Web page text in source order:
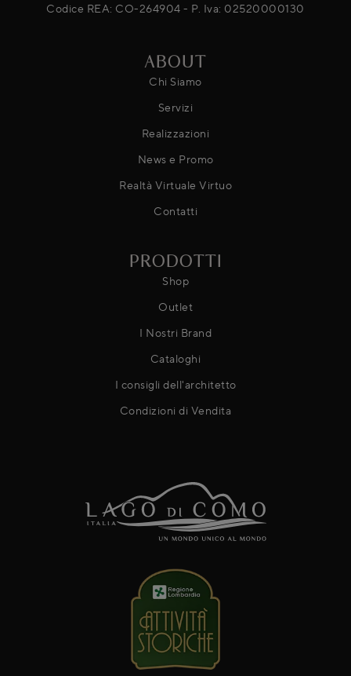
Codice REA: CO-264904 - P. Iva: 02520000130
ABOUT
Chi Siamo
Servizi
Realizzazioni
News e Promo
Realtà Virtuale Virtuo
Contatti
PRODOTTI
Shop
Outlet
I Nostri Brand
Cataloghi
I consigli dell'architetto
Condizioni di Vendita